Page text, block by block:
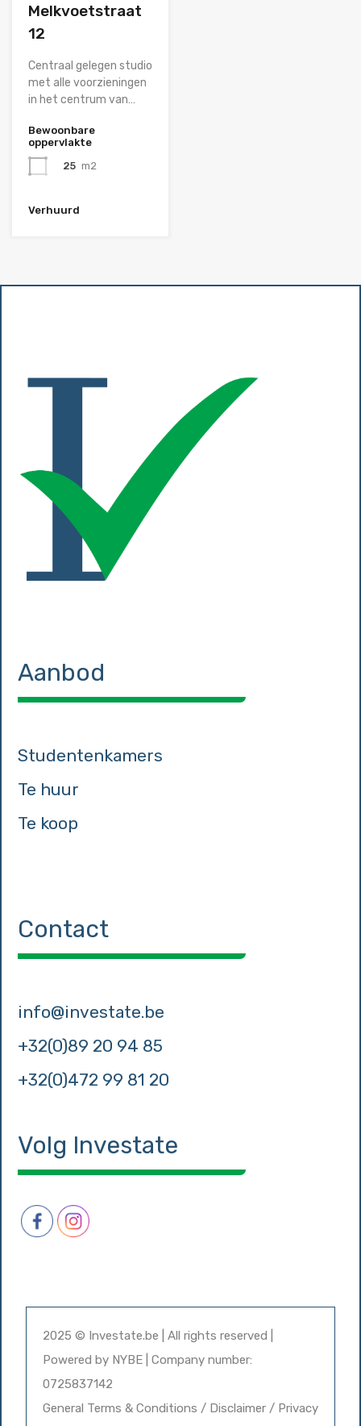
Melkvoetstraat
12
Centraal gelegen studio
met alle voorzieningen
in het centrum van…
Bewoonbare
oppervlakte
25 m2
Verhuurd
Aanbod
Studentenkamers
Te huur
Te koop
Contact
info@investate.be
+32(0)89 20 94 85
+32(0)472 99 81 20
Volg Investate
2025 © Investate.be | All rights reserved |
Powered by NYBE | Company number:
0725837142
General Terms & Conditions / Disclaimer / Privacy